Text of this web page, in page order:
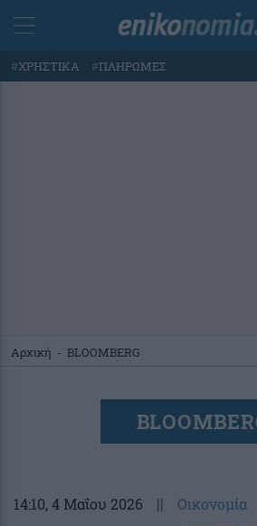
#ΧΡΗΣΤΙΚΑ #ΠΛΗΡΩΜΕΣ
Αρχική - BLOOMBERG
14:10, 4 Μαΐου 2026 || Οικονομία